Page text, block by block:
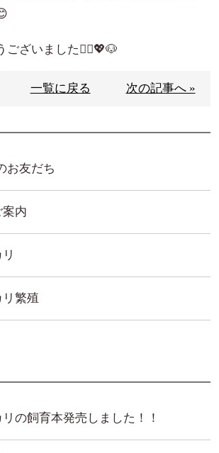
ございました🙇‍♀️💖🐶
一覧に戻る 次の記事へ »
お友だち
案内
繁殖
の飼育本発売しました！！